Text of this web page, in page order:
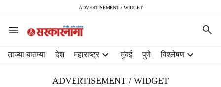
ADVERTISEMENT / WIDGET
ताज्या बातम्या देश महाराष्ट्र मुंबई पुणे विश्लेषण
ADVERTISEMENT / WIDGET